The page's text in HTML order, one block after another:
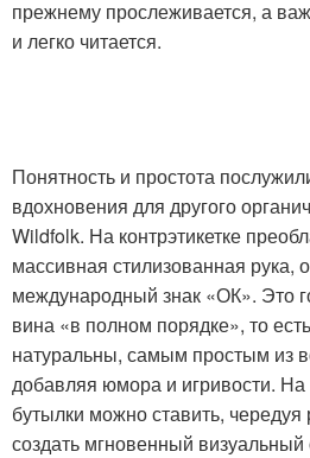
прежнему прослеживается, а
и легко читается.
Понятность и простота
вдохновения для другого
Wildfolk. На контрэтикетке
массивная стилизованная рука,
международный знак «ОК». Это
вина «в полном порядке», то
натуральны, самым простым из
добавляя юмора и игривости. На
бутылки можно ставить,
создать мгновенный